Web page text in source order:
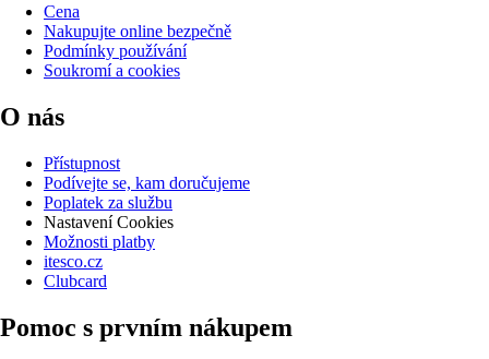
Cena
Nakupujte online bezpečně
Podmínky používání
Soukromí a cookies
O nás
Přístupnost
Podívejte se, kam doručujeme
Poplatek za službu
Nastavení Cookies
Možnosti platby
itesco.cz
Clubcard
Pomoc s prvním nákupem